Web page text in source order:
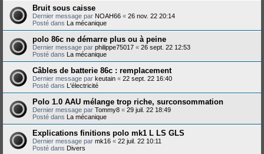
Bruit sous caisse
Dernier message par NOAH66 « 26 nov. 22 20:14
Posté dans La mécanique
polo 86c ne démarre plus ou à peine
Dernier message par philippe75017 « 26 sept. 22 12:53
Posté dans La mécanique
Câbles de batterie 86c : remplacement
Dernier message par keutain « 22 sept. 22 16:40
Posté dans L'électricité
Polo 1.0 AAU mélange trop riche, surconsommation
Dernier message par Tommy8 « 29 juil. 22 18:49
Posté dans La mécanique
Explications finitions polo mk1 L LS GLS
Dernier message par mk16 « 22 juil. 22 10:11
Posté dans Divers